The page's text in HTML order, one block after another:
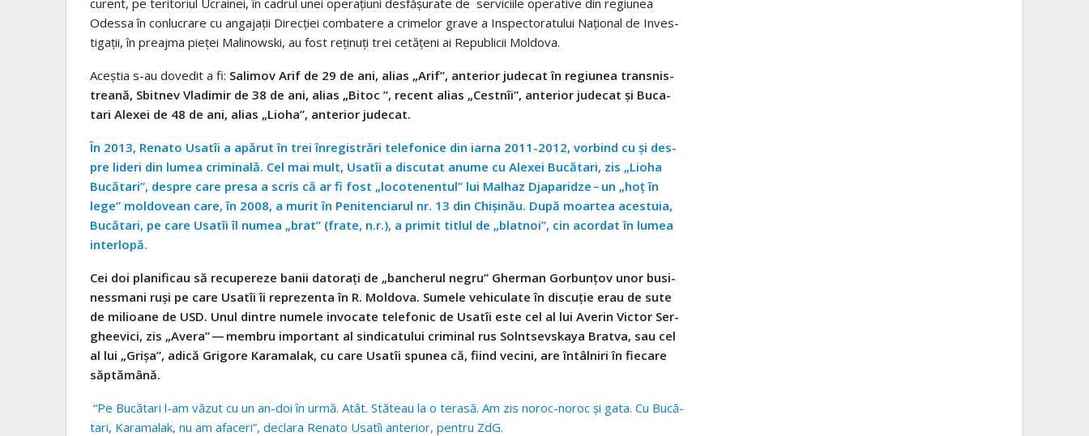
Odessa în con­lu­crare cu anga­ja­ții Direc­ției com­ba­tere a cri­me­lor grave a Inspec­to­ra­tu­lui Națio­nal de Inves­
ti­ga­ții, în pre­a­jma pie­ței Mali­now­ski, au fost reți­nuți trei cetă­ţeni ai Repu­bli­cii Mol­dova.
Aceștia s-au dove­dit a fi: Sali­mov Arif de 29 de ani, alias „Arif”, ante­rior jude­cat în regiu­nea trans­nis­
treană, Sbi­t­nev Vla­di­mir de 38 de ani, alias „Bitoc ”, recent alias „Ces­t­nîi”, ante­rior jude­cat și Buca­
tari Ale­xei de 48 de ani, alias „Lioha”, ante­rior jude­cat.
În 2013, Renato Usa­tîi a apă­rut în trei înre­gis­trări tele­fo­nice din iarna 2011-2012, vor­bind cu şi des­
pre lideri din lumea cri­mi­nală. Cel mai mult, Usa­tîi a dis­cu­tat anume cu Ale­xei Bucă­tari, zis „Lioha
Bucă­tari”, des­pre care presa a scris că ar fi fost „loco­te­nen­tul” lui Malhaz Dja­pa­ri­dze – un „hoţ în
lege” mol­do­vean care, în 2008, a murit în Peni­ten­ci­a­rul nr. 13 din Chi­şi­nău. După moar­tea aces­tuia,
Bucă­tari, pe care Usa­tîi îl numea „brat” (frate, n.r.), a pri­mit titlul de „bla­t­noi”, cin acor­dat în lumea
inter­lopă.
Cei doi pla­ni­fi­cau să recu­pe­reze banii dato­raţi de „ban­che­rul negru” Gher­man Gor­bu­nţov unor busi­
ne­ss­mani ruşi pe care Usa­tîi îi repre­zenta în R. Mol­dova. Sumele vehi­cu­late în dis­cu­ţie erau de sute
de mili­oane de USD. Unul din­tre numele invo­cate tele­fo­nic de Usa­tîi este cel al lui Ave­rin Vic­tor Ser­
ghe­e­vici, zis „Avera” — mem­bru impor­tant al sin­di­ca­tu­lui cri­mi­nal rus Sol­nt­se­v­s­kaya Bra­tva, sau cel
al lui „Grişa”, adică Gri­gore Kara­ma­lak, cu care Usa­tîi spu­nea că, fiind vecini, are întâl­niri în fie­care
săp­tămână.
“Pe Bucă­tari l-am văzut cu un an-doi în urmă. Atât. Stă­teau la o terasă. Am zis noroc-noroc şi gata. Cu Bucă­
tari, Kara­ma­lak, nu am afa­ceri”, declara Renato Usa­tîi ante­rior, pen­tru ZdG.